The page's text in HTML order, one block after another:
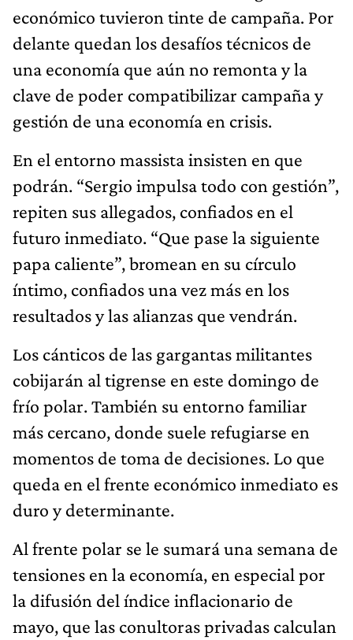
económico tuvieron tinte de campaña. Por
delante quedan los desafíos técnicos de
una economía que aún no remonta y la
clave de poder compatibilizar campaña y
gestión de una economía en crisis.
En el entorno massista insisten en que
podrán. “Sergio impulsa todo con gestión”,
repiten sus allegados, confiados en el
futuro inmediato. “Que pase la siguiente
papa caliente”, bromean en su círculo
íntimo, confiados una vez más en los
resultados y las alianzas que vendrán.
Los cánticos de las gargantas militantes
cobijarán al tigrense en este domingo de
frío polar. También su entorno familiar
más cercano, donde suele refugiarse en
momentos de toma de decisiones. Lo que
queda en el frente económico inmediato es
duro y determinante.
Al frente polar se le sumará una semana de
tensiones en la economía, en especial por
la difusión del índice inflacionario de
mayo, que las conultoras privadas calculan